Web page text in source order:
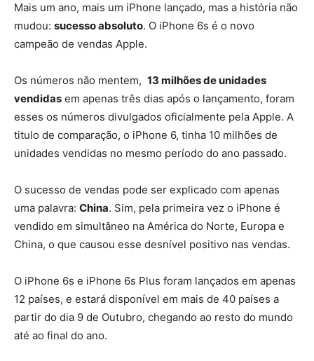
Mais um ano, mais um iPhone lançado, mas a história não
mudou: sucesso absoluto. O iPhone 6s é o novo
campeão de vendas Apple.
Os números não mentem, 13 milhões de unidades
vendidas em apenas três dias após o lançamento, foram
esses os números divulgados oficialmente pela Apple. A
titulo de comparação, o iPhone 6, tinha 10 milhões de
unidades vendidas no mesmo período do ano passado.
O sucesso de vendas pode ser explicado com apenas
uma palavra: China. Sim, pela primeira vez o iPhone é
vendido em simultâneo na América do Norte, Europa e
China, o que causou esse desnível positivo nas vendas.
O iPhone 6s e iPhone 6s Plus foram lançados em apenas
12 países, e estará disponível em mais de 40 países a
partir do dia 9 de Outubro, chegando ao resto do mundo
até ao final do ano.